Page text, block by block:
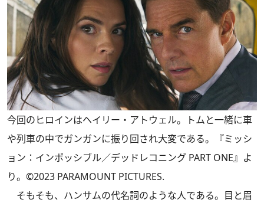
今回のヒロインはヘイリー・アトウェル。トムと一緒に車
や列車の中でガンガンに振り回され大変である。『ミッシ
ョン：インポッシブル／デッドレコニング PART ONE』よ
り。©2023 PARAMOUNT PICTURES.
そもそも、ハンサムの代名詞のような人である。目と眉